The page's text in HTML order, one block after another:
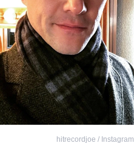
hitrecordjoe / Instagram